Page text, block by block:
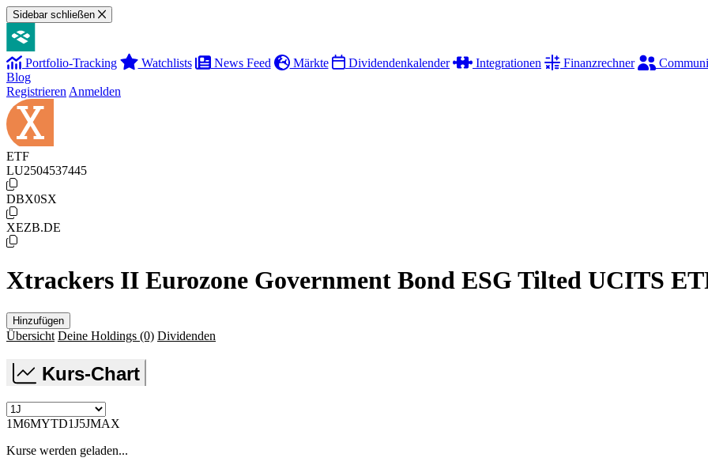
Sidebar schließen
Portfolio-Tracking Watchlists News Feed Märkte Dividendenkalender Integrationen Finanzrechner
Blog
Registrieren Anmelden
ETF
LU2504537445
DBX0SX
XEZB.DE
Xtrackers II Eurozone Government Bond ESG Tilted UCITS
Hinzufügen
Übersicht Deine Holdings (0) Dividenden
Kurs-Chart
1M6MYTD1J5JMAX
Kurse werden geladen...